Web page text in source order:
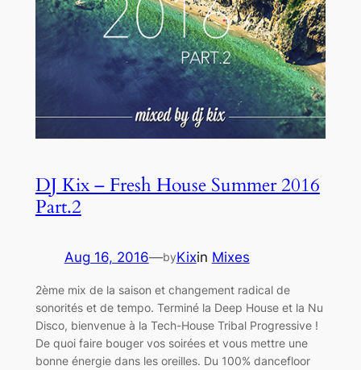
DJ Kix – Fresh House Summer 2016
Part.2
Aug 16, 2016—byKixin Mixes
2ème mix de la saison et changement radical de
sonorités et de tempo. Terminé la Deep House et la Nu
Disco, bienvenue à la Tech-House Tribal Progressive !
De quoi faire bouger vos soirées et vous mettre une
bonne énergie dans les oreilles. Du 100% dancefloor